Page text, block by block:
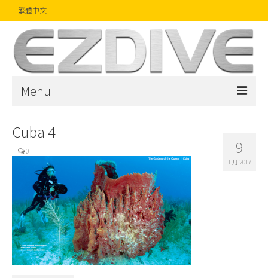
繁體中文
Menu
首頁
雜誌
文章
精品
攝影比賽
話題焦點
9
1 月 2017
Cuba 4
| 0